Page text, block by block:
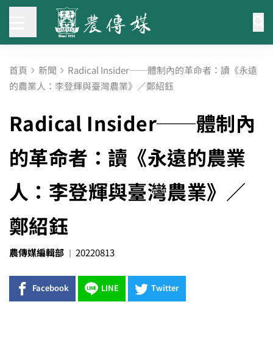
首頁 新聞 Radical Insider──體制內的革命者：讀《永遠
的農業人：李登輝與臺灣農業》／鄭紹鈺
Radical Insider──體制內
的革命者：讀《永遠的農業
人：李登輝與臺灣農業》／
鄭紹鈺
農傳媒編輯部 20220813
Facebook LINE Twitter